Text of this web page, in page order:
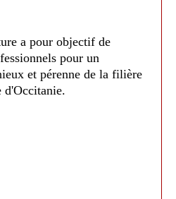
a pour objectif de
pour un
et pérenne de la filière